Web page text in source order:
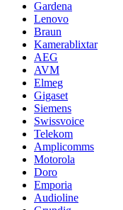
Gardena
Lenovo
Braun
Kamerablixtar
AEG
AVM
Elmeg
Gigaset
Siemens
Swissvoice
Telekom
Amplicomms
Motorola
Doro
Emporia
Audioline